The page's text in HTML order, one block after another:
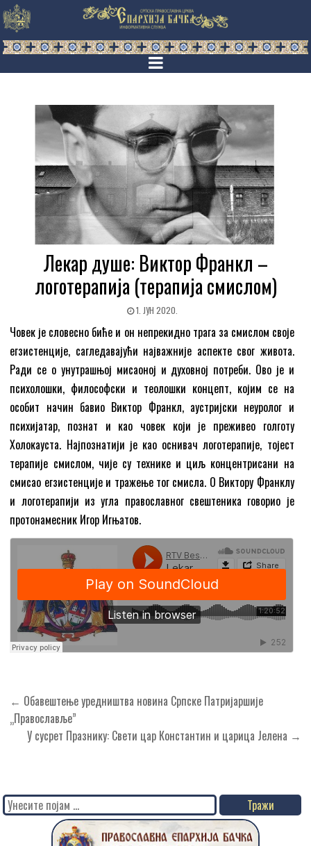
Лекар душе: Виктор Франкл –
логотерапија (терапија смислом)
1. ЈУН 2020.
Човек је словесно биће и он непрекидно трага за смислом своје
егзистенције, сагледавајући најважније аспекте свог живота.
Ради се о унутрашњој мисаоној и духовној потреби. Ово је и
психолошки, философски и теолошки концепт, којим се на
особит начин бавио Виктор Франкл, аустријски неуролог и
психијатар, познат и као човек који је преживео голготу
Холокауста. Најпознатији је као оснивач логотерапије, тојест
терапије смислом, чије су технике и циљ концентрисани на
смисао егзистенције и тражење тог смисла. О Виктору Франклу
и логотерапији из угла православног свештеника говорио је
протонамесник Игор Игњатов.
Кретање
чланка
← Обавештење уредништва новина Српске Патријаршије
„Православље”
У сусрет Празнику: Свети цар Константин и царица Јелена →
Search
for: